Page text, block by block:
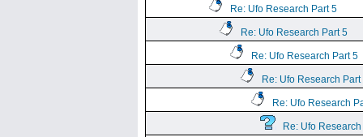
Re: Ufo Research Part 5
Re: Ufo Research Part 5
Re: Ufo Research Part 5
Re: Ufo Research Part
Re: Ufo Research
Re: Ufo